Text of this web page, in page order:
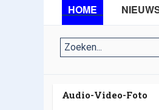
HOME
Audio-Video-Foto